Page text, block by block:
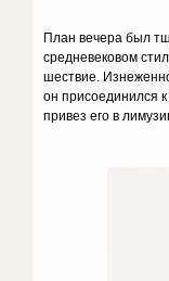
План вечера был
средневековом
шествие.
он присоединился
привез его в